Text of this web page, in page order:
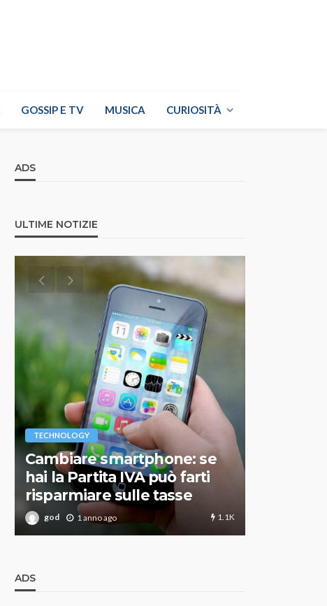
GOSSIP E TV MUSICA CURIOSITÀ
ADS
ULTIME NOTIZIE
TECHNOLOGY
Cambiare smartphone: se
hai la Partita IVA può farti
risparmiare sulle tasse
god 1 anno ago 1.1K
ADS